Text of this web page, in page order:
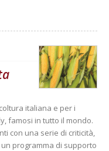
italiana e per i
famosi in tutto il mondo.
con una serie di criticità,
programma di supporto